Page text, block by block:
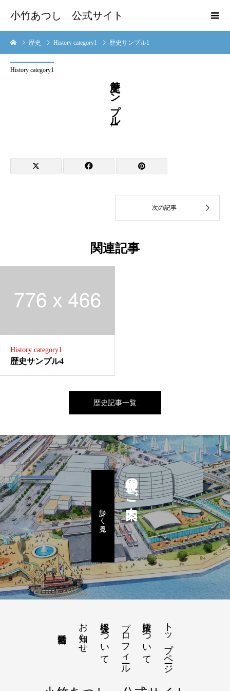
小竹あつし 公式サイト
歴史 History category1 歴史サンプル1
History category1
歴史サンプル1
関連記事
History category1
歴史サンプル4
歴史記事一覧
後援会のご案内
詳しく見る
トップページ
政策について
プロフィール
後援会について
お知らせ